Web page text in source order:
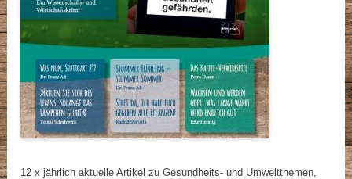
12 x jährlich aktuelle Artikel zu Gesundheits- und Umweltthemen,